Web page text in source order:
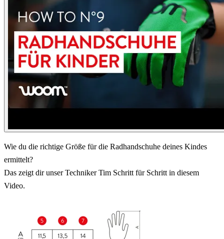
Wie du die richtige Größe für die Radhandschuhe deines Kindes
ermittelt?
Das zeigt dir unser Techniker Tim Schritt für Schritt in diesem
Video.